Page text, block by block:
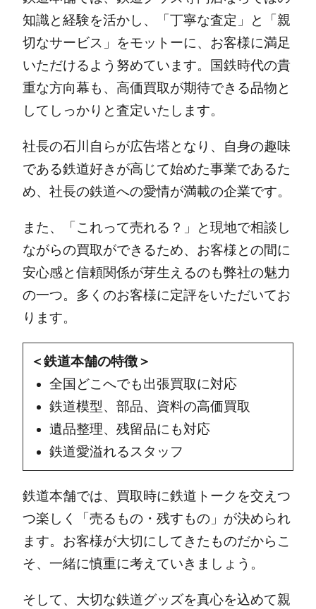
知識と経験を活かし、「丁寧な査定」と「親
切なサービス」をモットーに、お客様に満足
いただけるよう努めています。国鉄時代の貴
重な方向幕も、高価買取が期待できる品物と
してしっかりと査定いたします。
社長の石川自らが広告塔となり、自身の趣味
である鉄道好きが高じて始めた事業であるた
め、社長の鉄道への愛情が満載の企業です。
また、「これって売れる？」と現地で相談し
ながらの買取ができるため、お客様との間に
安心感と信頼関係が芽生えるのも弊社の魅力
の一つ。多くのお客様に定評をいただいてお
ります。
＜鉄道本舗の特徴＞
全国どこへでも出張買取に対応
鉄道模型、部品、資料の高価買取
遺品整理、残留品にも対応
鉄道愛溢れるスタッフ
鉄道本舗では、買取時に鉄道トークを交えつ
つ楽しく「売るもの・残すもの」が決められ
ます。お客様が大切にしてきたものだからこ
そ、一緒に慎重に考えていきましょう。
そして、大切な鉄道グッズを真心を込めて親